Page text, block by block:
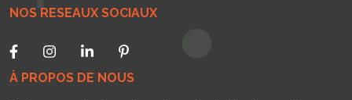
À PROPOS DE NOUS
NOS RESEAUX SOCIAUX